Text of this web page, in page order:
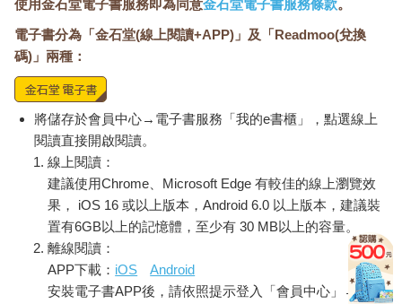
使用金石堂電子書服務即為同意金石堂電子書服務條款。
電子書分為「金石堂(線上閱讀+APP)」及「Readmoo(兌換
碼)」兩種：
將儲存於會員中心→電子書服務「我的e書櫃」，點選線上
閱讀直接開啟閱讀。
線上閱讀：
建議使用Chrome、Microsoft Edge 有較佳的線上瀏覽效
果， iOS 16 或以上版本，Android 6.0 以上版本，建議裝
置有6GB以上的記憶體，至少有 30 MB以上的容量。
離線閱讀：
APP下載： iOS
Android
安裝電子書APP後，請依照提示登入「會員中心」→「我